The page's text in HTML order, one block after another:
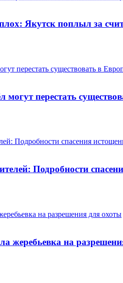
Якутск поплыл за
перестать
Подробности
жеребьевка на